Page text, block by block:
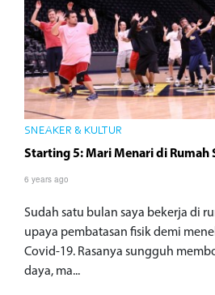
SNEAKER & KULTUR
Starting 5: Mari Menari di Rumah
6 years ago
Sudah satu bulan saya bekerja di
upaya pembatasan fisik demi
Covid-19. Rasanya sungguh
daya, ma...